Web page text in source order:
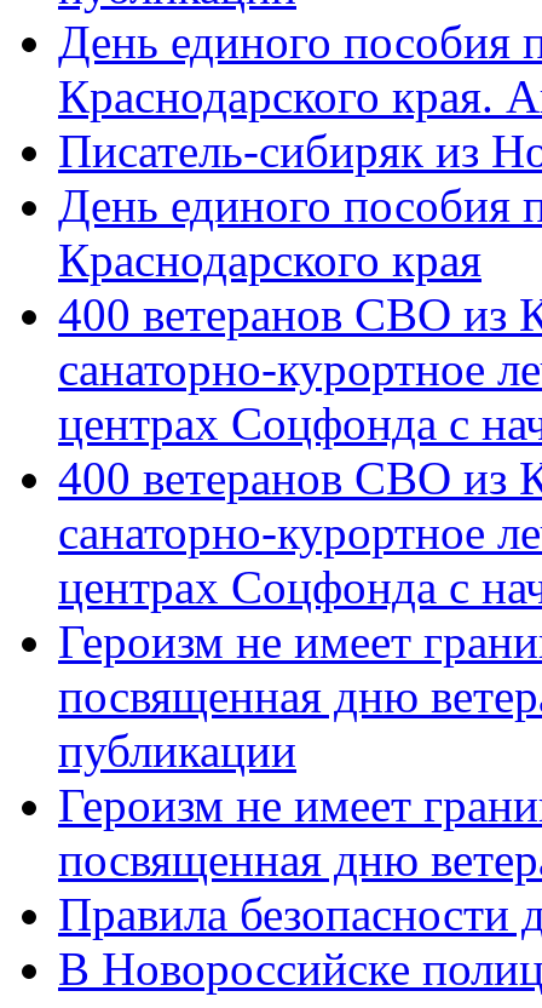
День единого пособия
Краснодарского края.
Писатель-сибиряк из
День единого пособия
Краснодарского края
400 ветеранов СВО из
санаторно-курортное
центрах Соцфонда с
400 ветеранов СВО из
санаторно-курортное
центрах Соцфонда с
Героизм не имеет
посвященная дню
публикации
Героизм не имеет
посвященная дню
Правила безопасности
В Новороссийске